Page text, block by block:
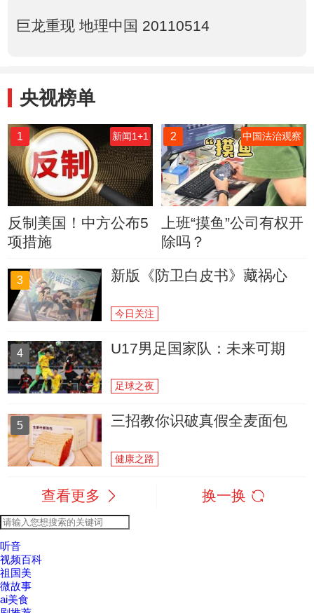
巨龙重现 地理中国 20110514
央视榜单
1 新闻1+1
反制美国！中方公布5
项措施
2 中国法治观察
上班“摸鱼”公司有权开
除吗？
3 新版《防卫白皮书》藏祸心
今日关注
4 U17男足国家队：未来可期
足球之夜
5 三招教你识破真假全麦面包
健康之路
查看更多 换一换
听音
视频百科
祖国美
微故事
ai美食